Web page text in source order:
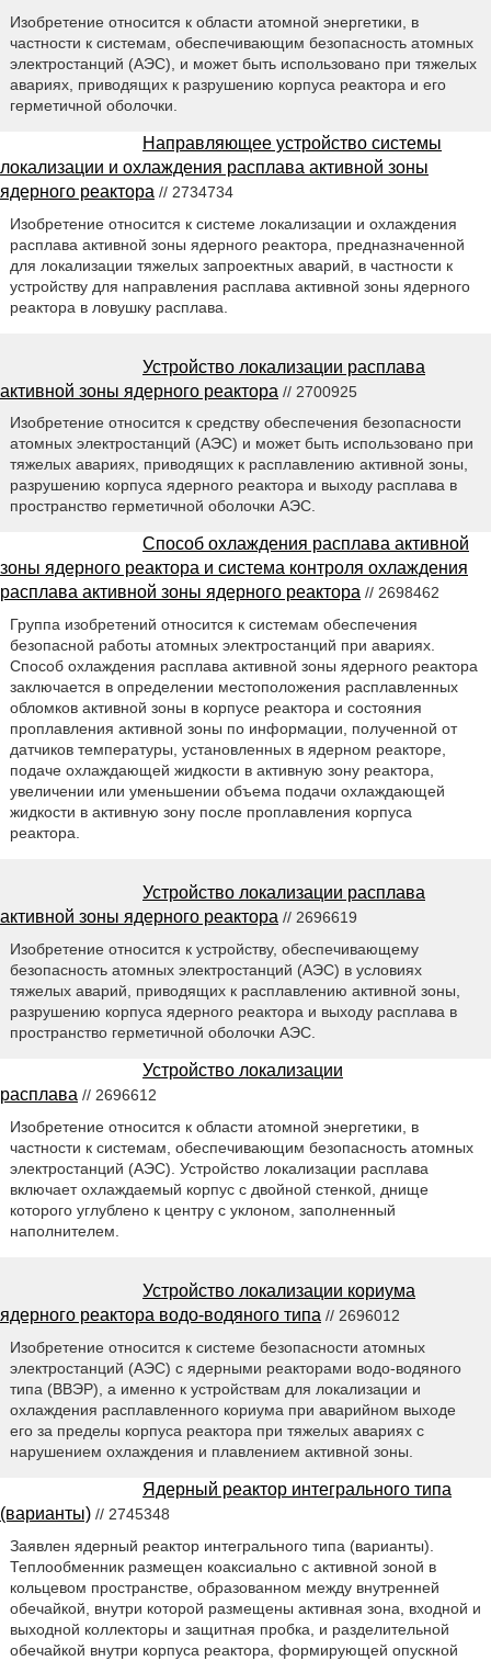
Изобретение относится к области атомной энергетики, в
частности к системам, обеспечивающим безопасность атомных
электростанций (АЭС), и может быть использовано при тяжелых
авариях, приводящих к разрушению корпуса реактора и его
герметичной оболочки.
Направляющее устройство системы
локализации и охлаждения расплава активной зоны
ядерного реактора // 2734734
Изобретение относится к системе локализации и охлаждения
расплава активной зоны ядерного реактора, предназначенной
для локализации тяжелых запроектных аварий, в частности к
устройству для направления расплава активной зоны ядерного
реактора в ловушку расплава.
Устройство локализации расплава
активной зоны ядерного реактора // 2700925
Изобретение относится к средству обеспечения безопасности
атомных электростанций (АЭС) и может быть использовано при
тяжелых авариях, приводящих к расплавлению активной зоны,
разрушению корпуса ядерного реактора и выходу расплава в
пространство герметичной оболочки АЭС.
Способ охлаждения расплава активной
зоны ядерного реактора и система контроля охлаждения
расплава активной зоны ядерного реактора // 2698462
Группа изобретений относится к системам обеспечения
безопасной работы атомных электростанций при авариях.
Способ охлаждения расплава активной зоны ядерного реактора
заключается в определении местоположения расплавленных
обломков активной зоны в корпусе реактора и состояния
проплавления активной зоны по информации, полученной от
датчиков температуры, установленных в ядерном реакторе,
подаче охлаждающей жидкости в активную зону реактора,
увеличении или уменьшении объема подачи охлаждающей
жидкости в активную зону после проплавления корпуса
реактора.
Устройство локализации расплава
активной зоны ядерного реактора // 2696619
Изобретение относится к устройству, обеспечивающему
безопасность атомных электростанций (АЭС) в условиях
тяжелых аварий, приводящих к расплавлению активной зоны,
разрушению корпуса ядерного реактора и выходу расплава в
пространство герметичной оболочки АЭС.
Устройство локализации
расплава // 2696612
Изобретение относится к области атомной энергетики, в
частности к системам, обеспечивающим безопасность атомных
электростанций (АЭС). Устройство локализации расплава
включает охлаждаемый корпус с двойной стенкой, днище
которого углублено к центру с уклоном, заполненный
наполнителем.
Устройство локализации кориума
ядерного реактора водо-водяного типа // 2696012
Изобретение относится к системе безопасности атомных
электростанций (АЭС) с ядерными реакторами водо-водяного
типа (ВВЭР), а именно к устройствам для локализации и
охлаждения расплавленного кориума при аварийном выходе
его за пределы корпуса реактора при тяжелых авариях с
нарушением охлаждения и плавлением активной зоны.
Ядерный реактор интегрального типа
(варианты) // 2745348
Заявлен ядерный реактор интегрального типа (варианты).
Теплообменник размещен коаксиально с активной зоной в
кольцевом пространстве, образованном между внутренней
обечайкой, внутри которой размещены активная зона, входной и
выходной коллекторы и защитная пробка, и разделительной
обечайкой внутри корпуса реактора, формирующей опускной